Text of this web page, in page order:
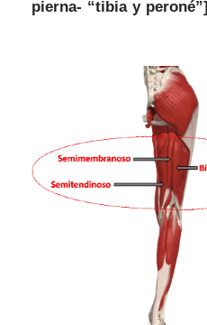
pierna- “tibia y peroné”]